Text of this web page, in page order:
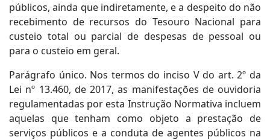
públicos, ainda que indiretamente, e a despeito do não
recebimento de recursos do Tesouro Nacional para
custeio total ou parcial de despesas de pessoal ou
para o custeio em geral.
Parágrafo único. Nos termos do inciso V do art. 2º da
Lei nº 13.460, de 2017, as manifestações de ouvidoria
regulamentadas por esta Instrução Normativa incluem
aquelas que tenham como objeto a prestação de
serviços públicos e a conduta de agentes públicos na